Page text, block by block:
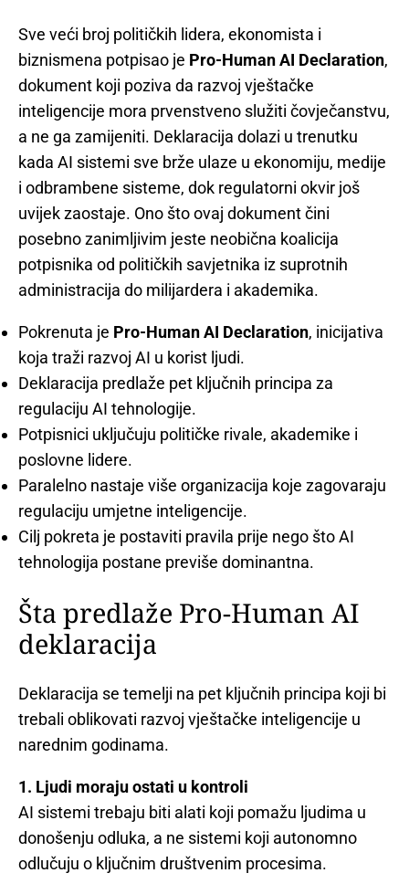
Sve veći broj političkih lidera, ekonomista i
biznismena potpisao je Pro-Human AI Declaration,
dokument koji poziva da razvoj vještačke
inteligencije mora prvenstveno služiti čovječanstvu,
a ne ga zamijeniti. Deklaracija dolazi u trenutku
kada AI sistemi sve brže ulaze u ekonomiju, medije
i odbrambene sisteme, dok regulatorni okvir još
uvijek zaostaje. Ono što ovaj dokument čini
posebno zanimljivim jeste neobična koalicija
potpisnika od političkih savjetnika iz suprotnih
administracija do milijardera i akademika.
Pokrenuta je Pro-Human AI Declaration, inicijativa
koja traži razvoj AI u korist ljudi.
Deklaracija predlaže pet ključnih principa za
regulaciju AI tehnologije.
Potpisnici uključuju političke rivale, akademike i
poslovne lidere.
Paralelno nastaje više organizacija koje zagovaraju
regulaciju umjetne inteligencije.
Cilj pokreta je postaviti pravila prije nego što AI
tehnologija postane previše dominantna.
Šta predlaže Pro-Human AI
deklaracija
Deklaracija se temelji na pet ključnih principa koji bi
trebali oblikovati razvoj vještačke inteligencije u
narednim godinama.
1. Ljudi moraju ostati u kontroli
AI sistemi trebaju biti alati koji pomažu ljudima u
donošenju odluka, a ne sistemi koji autonomno
odlučuju o ključnim društvenim procesima.